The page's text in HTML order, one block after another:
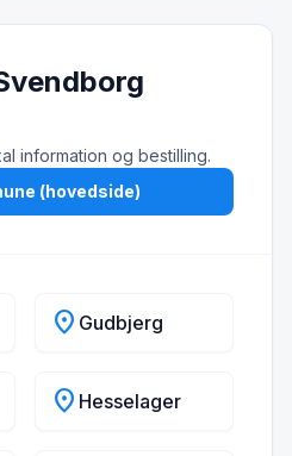
information og bestilling.
(hovedside)
location_on Gudbjerg
location_on Hesselager